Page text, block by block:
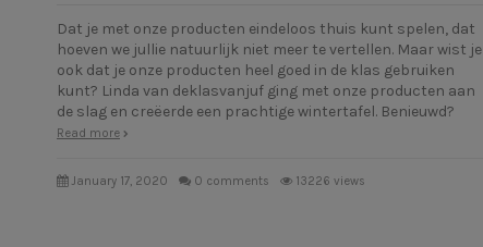
Dat je met onze producten eindeloos thuis kunt spelen, dat
hoeven we jullie natuurlijk niet meer te vertellen. Maar wist je
ook dat je onze producten heel goed in de klas gebruiken
kunt? Linda van deklasvanjuf ging met onze producten aan
de slag en creëerde een prachtige wintertafel. Benieuwd?
Read more
January 17, 2020 0 comments 13226 views